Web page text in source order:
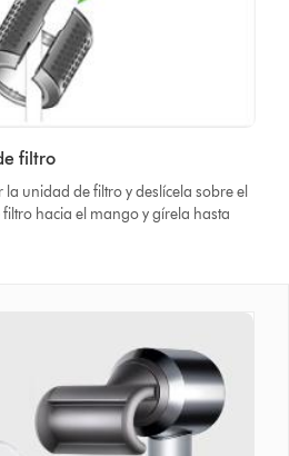
filtro
unidad de filtro y deslícela sobre el
hacia el mango y gírela hasta